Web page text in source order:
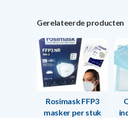
Gerelateerde producten
Rosimask FFP3
masker per stuk